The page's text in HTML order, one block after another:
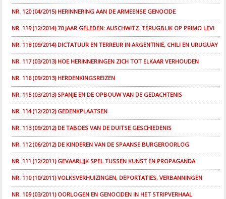
NR. 120 (04/2015) HERINNERING AAN DE ARMEENSE GENOCIDE
NR. 119 (12/2014) 70 JAAR GELEDEN: AUSCHWITZ. TERUGBLIK OP PRIMO LEVI
NR. 118 (09/2014) DICTATUUR EN TERREUR IN ARGENTINIË, CHILI EN URUGUAY
NR. 117 (03/2013) HOE HERINNERINGEN ZICH TOT ELKAAR VERHOUDEN
NR. 116 (09/2013) HERDENKINGSREIZEN
NR. 115 (03/2013) SPANJE EN DE OPBOUW VAN DE GEDACHTENIS
NR. 114 (12/2012) GEDENKPLAATSEN
NR. 113 (09/2012) DE TABOES VAN DE DUITSE GESCHIEDENIS
NR. 112 (06/2012) DE KINDEREN VAN DE SPAANSE BURGEROORLOG
NR. 111 (12/2011) GEVAARLIJK SPEL TUSSEN KUNST EN PROPAGANDA
NR. 110 (10/2011) VOLKSVERHUIZINGEN, DEPORTATIES, VERBANNINGEN
NR. 109 (03/2011) OORLOGEN EN GENOCIDEN IN HET STRIPVERHAAL